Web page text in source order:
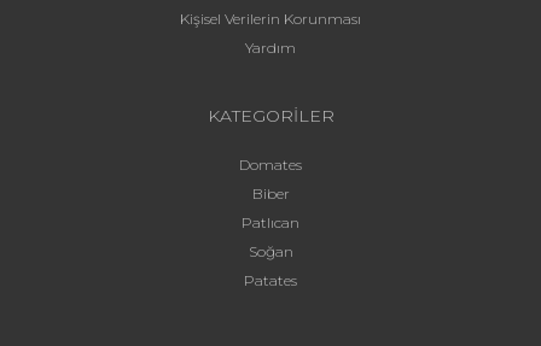
Kişisel Verilerin Korunması
Yardım
KATEGORİLER
Domates
Biber
Patlıcan
Soğan
Patates